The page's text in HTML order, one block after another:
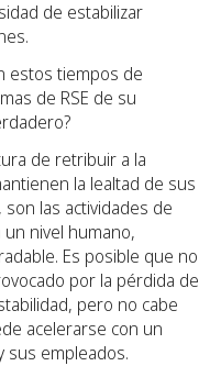
de estabilizar
estos tiempos de
de RSE de su
de retribuir a la
la lealtad de sus
son las actividades de
un nivel humano,
Es posible que no
por la pérdida de
pero no cabe
acelerarse con un
sus empleados.